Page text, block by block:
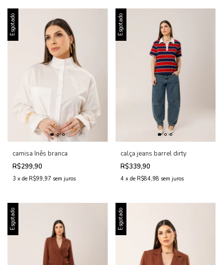
Esgotado
camisa Inês branca
R$299,90
3 x de R$99,97 sem juros
Esgotado
calça jeans barrel dirty
R$339,90
4 x de R$84,98 sem juros
Esgotado Esgotado